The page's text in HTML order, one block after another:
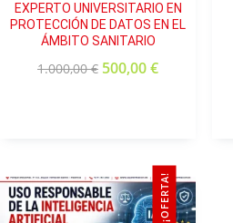
EXPERTO UNIVERSITARIO EN
PROTECCIÓN DE DATOS EN EL
ÁMBITO SANITARIO
1.000,00€ 500,00€
¡OFERTA!